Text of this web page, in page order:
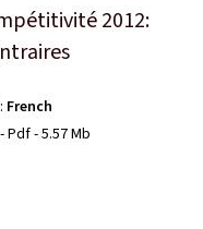
2012:
French
Pdf 5.57 Mb